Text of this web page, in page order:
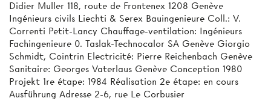
Didier Muller 118, route de Frontenex 1208 Genève
Ingénieurs civils Liechti & Serex Bauingenieure Coll.: V.
Correnti Petit-Lancy Chauffage-ventilation: Ingénieurs
Fachingenieure 0. Taslak-Technocalor SA Genève Giorgio
Schmidt, Cointrin Electricité: Pierre Reichenbach Genève
Sanitaire: Georges Vaterlaus Genève Conception 1980
Projekt 1re étape: 1984 Réalisation 2e étape: en cours
Ausführung Adresse 2-6, rue Le Corbusier